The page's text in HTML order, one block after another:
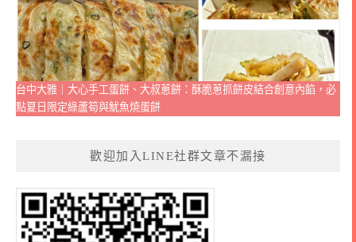
台中大雅｜大心手工蛋餅、大叔蔥餅：酥脆蔥抓餅皮結合創意內餡，必
點夏日限定綠蘆筍與魷魚燒蛋餅
歡迎加入LINE社群文章不漏接